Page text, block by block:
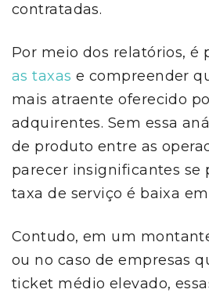
contratadas.
Por meio dos relatórios, é
as taxas e compreender
mais atraente oferecido
adquirentes. Sem essa
de produto entre as
parecer insignificantes se
taxa de serviço é baixa
Contudo, em um
ou no caso de empresas
ticket médio elevado,